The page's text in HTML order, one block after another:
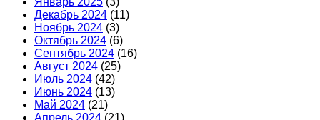
Декабрь 2024 (11)
Ноябрь 2024 (3)
Октябрь 2024 (6)
Сентябрь 2024 (16)
Август 2024 (25)
Июль 2024 (42)
Июнь 2024 (13)
Май 2024 (21)